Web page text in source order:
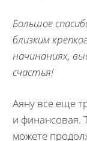
Большое
близким
начинаниях,
счастья!
Аяну все еще
и финансовая.
можете